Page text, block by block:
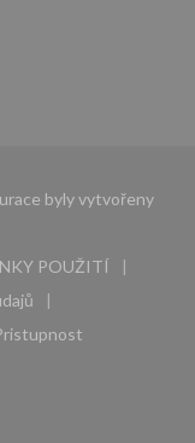
byly vytvořeny
se v novém okně))
POUŽITÍ
((otevře se v novém
v novém okně))
okně))
((otevře se v novém